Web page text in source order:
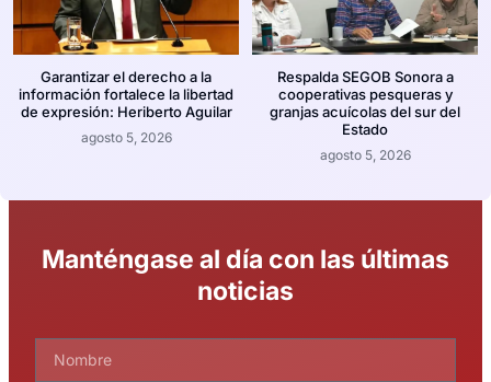
Garantizar el derecho a la
información fortalece la libertad
de expresión: Heriberto Aguilar
agosto 5, 2026
Respalda SEGOB Sonora a
cooperativas pesqueras y
granjas acuícolas del sur del
Estado
agosto 5, 2026
Manténgase al día con las últimas
noticias